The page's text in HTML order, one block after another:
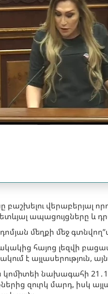
բաշխելու վերաբերյալ
ապացույցները և
մեղքի մեջ
հայոց լեզվի
է այլասերություն,
նախագահի
զուրկ մարդ, իսկ